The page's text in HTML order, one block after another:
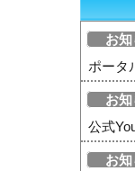
お
ポータ
お
公式
お